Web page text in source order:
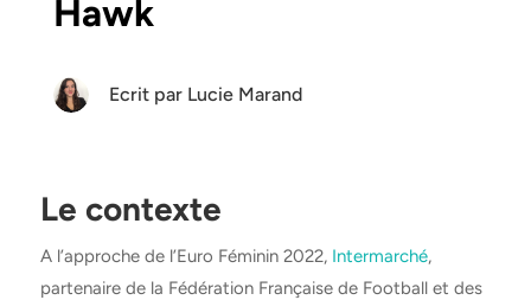
Hawk
Ecrit par Lucie Marand
Le contexte
A l’approche de l’Euro Féminin 2022, Intermarché,
partenaire de la Fédération Française de Football et des